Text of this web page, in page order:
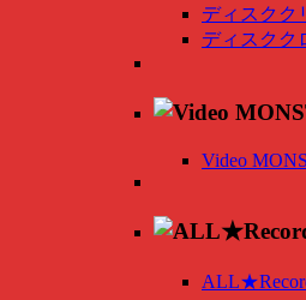
ディスクク
ディスクク
Video